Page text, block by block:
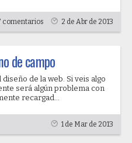
comentarios 2 de Abr de 2013
de campo
de la web. Si veis algo
será algún problema con
recargad...
1 de Mar de 2013